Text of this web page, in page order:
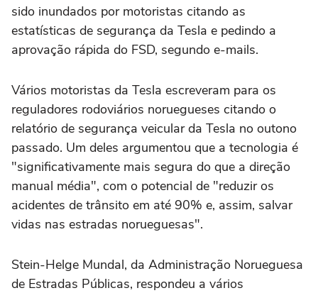
sido inundados por motoristas citando as
estatísticas de segurança da Tesla e pedindo a
aprovação rápida do FSD, segundo e-mails.
Vários motoristas da Tesla escreveram para os
reguladores rodoviários noruegueses citando o
relatório de segurança veicular da Tesla no outono
passado. Um deles argumentou que a tecnologia é
"significativamente mais segura do que a direção
manual média", com o potencial de "reduzir os
acidentes de trânsito em até 90% e, assim, salvar
vidas nas estradas norueguesas".
Stein-Helge Mundal, da Administração Norueguesa
de Estradas Públicas, respondeu a vários